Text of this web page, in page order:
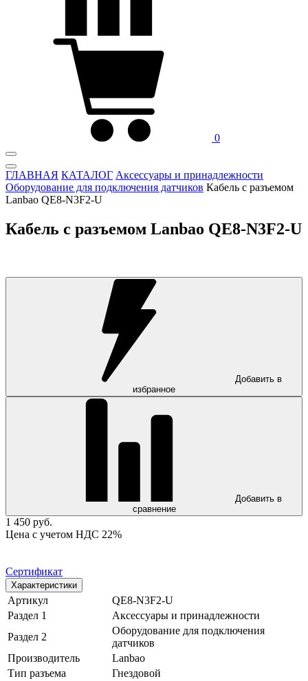
0
ГЛАВНАЯ КАТАЛОГ Аксессуары и принадлежности
Оборудование для подключения датчиков Кабель с разъемом
Lanbao QE8-N3F2-U
Кабель с разъемом Lanbao QE8-N3F2-U
Добавить в
избранное
Добавить в
сравнение
1 450 руб.
Цена с учетом НДС 22%
Сертификат
Характеристики
Артикул
QE8-N3F2-U
Раздел 1
Аксессуары и принадлежности
Раздел 2
Оборудование для подключения
датчиков
Производитель
Lanbao
Тип разъема
Гнездовой